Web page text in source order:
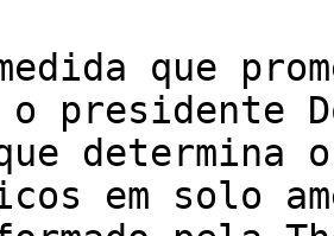
presidente
determina
em solo